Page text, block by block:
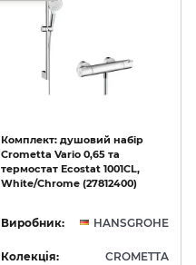
Комплект: душовий набір
Crometta Vario 0,65 та
термостат Ecostat 1001CL,
White/Chrome (27812400)
Виробник: HANSGROHE
Колекція: CROMETTA